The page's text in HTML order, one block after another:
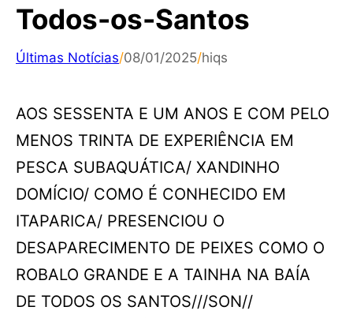
Todos-os-Santos
Últimas Notícias/08/01/2025/hiqs
AOS SESSENTA E UM ANOS E COM PELO
MENOS TRINTA DE EXPERIÊNCIA EM
PESCA SUBAQUÁTICA/ XANDINHO
DOMÍCIO/ COMO É CONHECIDO EM
ITAPARICA/ PRESENCIOU O
DESAPARECIMENTO DE PEIXES COMO O
ROBALO GRANDE E A TAINHA NA BAÍA
DE TODOS OS SANTOS///SON//